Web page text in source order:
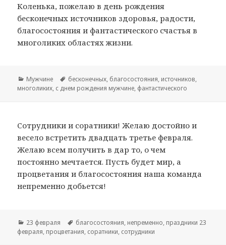
Коленька, пожелаю в день рождения
бесконечных источников здоровья, радости,
благосостояния и фантастического счастья в
многоликих областях жизни.
Рубрики
Мужчине Метки
бесконечных, благосостояния, источников,
многоликих, с днем рождения мужчине, фантастического
Сотрудники и соратники! Желаю достойно и
весело встретить двадцать третье февраля.
Желаю всем получить в дар то, о чем
постоянно мечтается. Пусть будет мир, а
процветания и благосостояния наша команда
непременно добьется!
Рубрики
23 февраля Метки
благосостояния, непременно, праздники 23
февраля, процветания, соратники, сотрудники